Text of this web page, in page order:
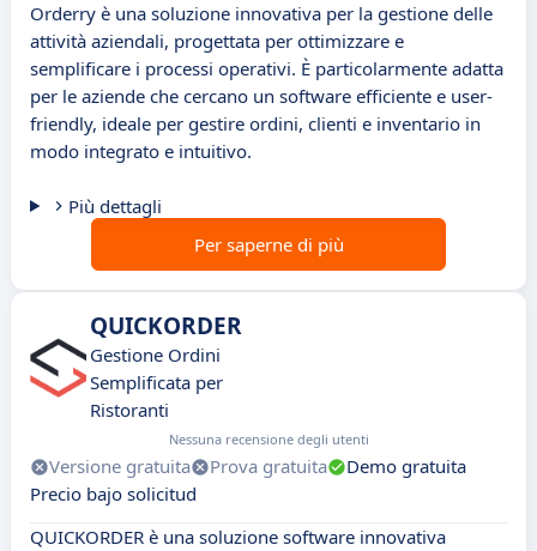
Orderry è una soluzione innovativa per la gestione delle
attività aziendali, progettata per ottimizzare e
semplificare i processi operativi. È particolarmente adatta
per le aziende che cercano un software efficiente e user-
friendly, ideale per gestire ordini, clienti e inventario in
modo integrato e intuitivo.
Più dettagli
Per saperne di più
QUICKORDER
Gestione Ordini
Semplificata per
Ristoranti
Nessuna recensione degli utenti
Versione gratuita Prova gratuita
Demo gratuita
Precio bajo solicitud
QUICKORDER è una soluzione software innovativa